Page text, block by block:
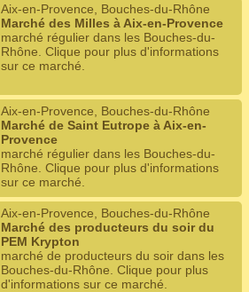
Aix-en-Provence, Bouches-du-Rhône
Marché des Milles à Aix-en-Provence
marché régulier dans les Bouches-du-
Rhône. Clique pour plus d'informations
sur ce marché.
Aix-en-Provence, Bouches-du-Rhône
Marché de Saint Eutrope à Aix-en-
Provence
marché régulier dans les Bouches-du-
Rhône. Clique pour plus d'informations
sur ce marché.
Aix-en-Provence, Bouches-du-Rhône
Marché des producteurs du soir du
PEM Krypton
marché de producteurs du soir dans les
Bouches-du-Rhône. Clique pour plus
d'informations sur ce marché.